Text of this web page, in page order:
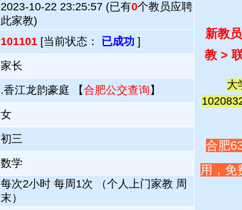
2023-10-22 23:25:57 (已有0个教员应聘
此家教)
新教
教 >
大
合肥
用，免
101101 [当前状态： 已成功 ]
家长
.香江龙韵豪庭 【合肥公交查询 】
女
初三
数学
每次2小时 每周1次 （个人上门家教 周
末）